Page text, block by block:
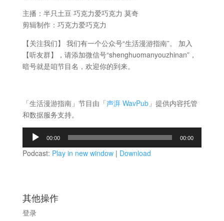
主播：半只土豆 巧克力爱巧克力 莫奇
剪辑制作：巧克力爱巧克力
【关注我们】 我们有一个公众号“生活漫游指南”。 加入
【听友群】，请添加微信号“shenghuomanyouzhinan”，
暗号就是咱节目名，欢迎你的到来。
「生活漫游指南」节目由「声湃 WavPub」提供内容托管
和数据服务支持。
播
00:00 00:00
Podcast: Play in new window| Download
其他操作
登录